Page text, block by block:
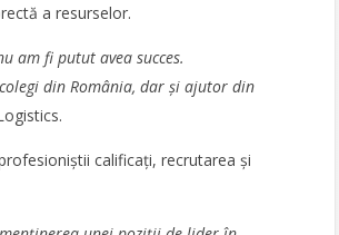
a resurselor.
am fi putut avea succes.
din România, dar și ajutor din
calificați, recrutarea și